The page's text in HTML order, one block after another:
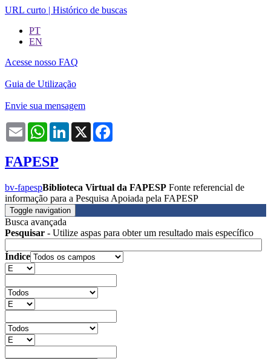
URL curto | Histórico de buscas
PT
EN
Acesse nosso FAQ
Guia de Utilização
Envie sua mensagem
Email WhatsAppLinkedIn
X
FAPESP
bv-fapespBiblioteca Virtual da FAPESP Fonte referencial de
informação para a Pesquisa Apoiada pela FAPESP
Toggle navigation
Busca avançada
Pesquisar - Utilize aspas para obter um resultado mais específico
Índice